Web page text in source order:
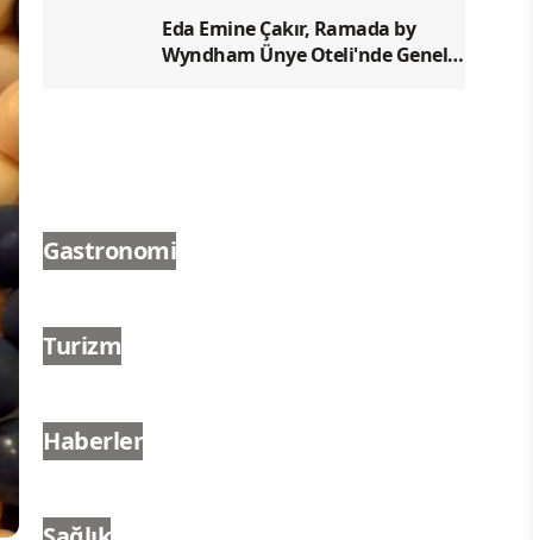
Eda Emine Çakır, Ramada by
Wyndham Ünye Oteli'nde Genel
Gastronomi
Turizm
Haberler